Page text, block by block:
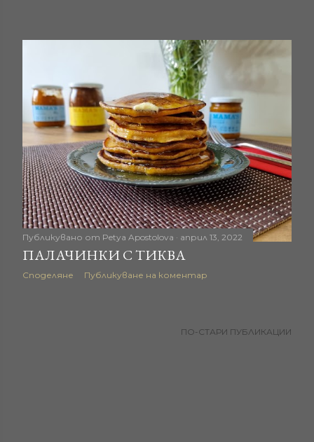
Публикувано от Petya Apostolova април 13, 2022
ПАЛАЧИНКИ С ТИКВА
Споделяне Публикуване на коментар
ПО-СТАРИ ПУБЛИКАЦИИ